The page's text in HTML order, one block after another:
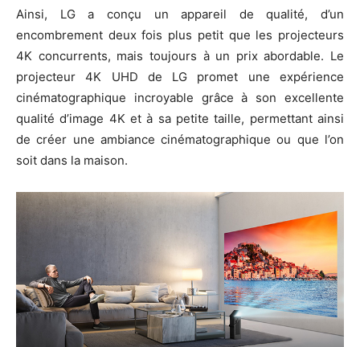
Ainsi, LG a conçu un appareil de qualité, d’un
encombrement deux fois plus petit que les projecteurs
4K concurrents, mais toujours à un prix abordable. Le
projecteur 4K UHD de LG promet une expérience
cinématographique incroyable grâce à son excellente
qualité d’image 4K et à sa petite taille, permettant ainsi
de créer une ambiance cinématographique ou que l’on
soit dans la maison.